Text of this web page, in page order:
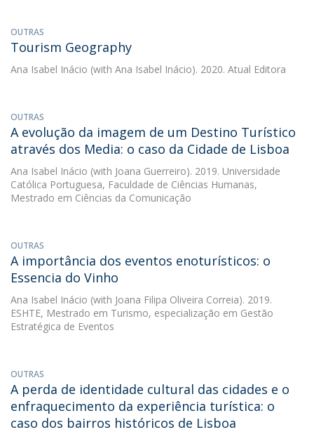
OUTRAS
Tourism Geography
Ana Isabel Inácio (with Ana Isabel Inácio). 2020. Atual Editora
OUTRAS
A evolução da imagem de um Destino Turístico
através dos Media: o caso da Cidade de Lisboa
Ana Isabel Inácio (with Joana Guerreiro). 2019. Universidade
Católica Portuguesa, Faculdade de Ciências Humanas,
Mestrado em Ciências da Comunicação
OUTRAS
A importância dos eventos enoturísticos: o
Essencia do Vinho
Ana Isabel Inácio (with Joana Filipa Oliveira Correia). 2019.
ESHTE, Mestrado em Turismo, especialização em Gestão
Estratégica de Eventos
OUTRAS
A perda de identidade cultural das cidades e o
enfraquecimento da experiência turística: o
caso dos bairros históricos de Lisboa